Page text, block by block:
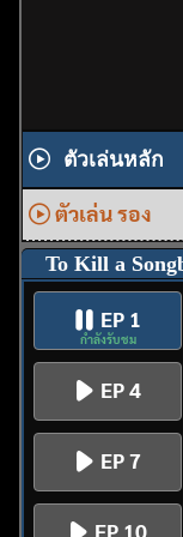
ตัวเล่นหลัก
ตัวเล่น รอง
To Kill a
EP 1
กำลังรับชม
EP 4
EP 7
EP 10